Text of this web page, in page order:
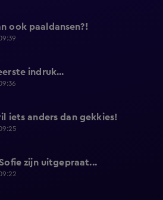
ook paaldansen?!
indruk...
iets anders dan gekkies!
zijn uitgepraat...